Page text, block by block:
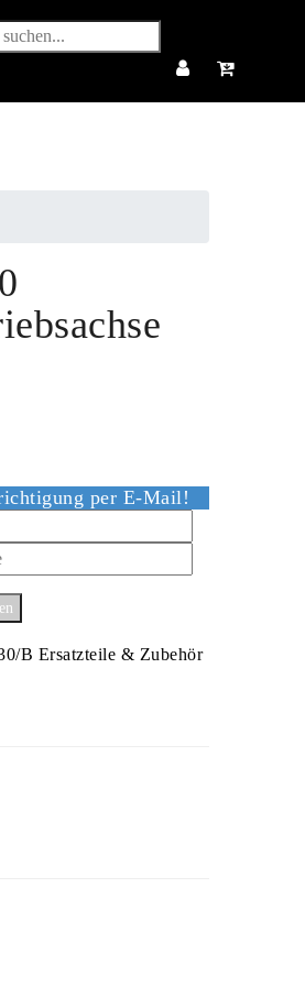
per E-Mail!
B Ersatzteile & Zubehör